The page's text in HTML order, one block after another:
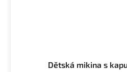
Dětská mikina s